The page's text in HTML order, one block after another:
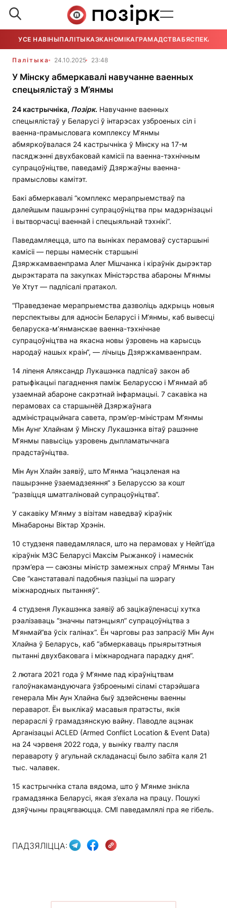
УСЕ НАВІНЫПАЛІТЫКАЭКАНОМІКАГРАМАДСТВАБЯСПЕКА
Палітыка 24.10.2025 23:48
У Мінску абмеркавалі навучанне ваенных
спецыялістаў з М’янмы
24 кастрычніка, Позірк. Навучанне ваенных
спецыялістаў у Беларусі ў інтарэсах узброеных сіл і
ваенна-прамысловага комплексу М’янмы
абмяркоўвалася 24 кастрычніка ў Мінску на 17-м
пасяджэнні двухбаковай камісіі па ваенна-тэхнічным
супрацоўніцтве, паведаміў Дзяржаўны ваенна-
прамысловы камітэт.
Бакі абмеркавалі “комплекс мерапрыемстваў па
далейшым пашырэнні супрацоўніцтва пры мадэрнізацыі
і вытворчасці ваеннай і спецыяльнай тэхнікі”.
Паведамляецца, што па выніках перамоваў сустаршыні
камісіі — першы намеснік старшыні
Дзяржкамваенпрама Алег Мішчанка і кіраўнік дырэктар
дырэктарата па закупках Міністэрства абароны М’янмы
Уе Хтут — падпісалі пратакол.
“Праведзенае мерапрыемства дазволіць адкрыць новыя
перспектывы для адносін Беларусі і М’янмы, каб вывесці
беларуска-м’янманскае ваенна-тэхнічнае
супрацоўніцтва на якасна новы ўзровень на карысць
народаў нашых краін“, — лічыць Дзяржкамваенпрам.
14 ліпеня Аляксандр Лукашэнка падпісаў закон аб
ратыфікацыі пагаднення паміж Беларуссю і М’янмай аб
узаемнай абароне сакрэтнай інфармацыі. 7 сакавіка на
перамовах са старшынёй Дзяржаўнага
адміністрацыйнага савета, прэм’ер-міністрам М’янмы
Мін Аунг Хлайнам ў Мінску Лукашэнка вітаў рашэнне
М’янмы павысіць узровень дыпламатычнага
прадстаўніцтва.
Мін Аун Хлайн заявіў, што М’янма “нацэленая на
пашырэнне ўзаемадзеяння“ з Беларуссю за кошт
“развіцця шматгаліновай супрацоўніцтва“.
У сакавіку М’янму з візітам наведваў кіраўнік
Мінабароны Віктар Хрэнін.
10 студзеня паведамлялася, што на перамовах у Нейп’іда
кіраўнік МЗС Беларусі Максім Рыжанкоў і намеснік
прэм’ера — саюзны міністр замежных спраў М’янмы Тан
Све “канстатавалі падобныя пазіцыі па шэрагу
міжнародных пытанняў“.
4 студзеня Лукашэнка заявіў аб зацікаўленасці хутка
рэалізаваць “значны патэнцыял” супрацоўніцтва з
М’янмай“ва ўсіх галінах”. Ён чарговы раз запрасіў Мін Аун
Хлайна ў Беларусь, каб “абмеркаваць прыярытэтныя
пытанні двухбаковага і міжнароднага парадку дня“.
2 лютага 2021 года ў М’янме пад кіраўніцтвам
галоўнакамандуючага ўзброенымі сіламі старэйшага
генерала Мін Аун Хлайна быў здзейснены ваенны
пераварот. Ён выклікаў масавыя пратэсты, якія
перараслі ў грамадзянскую вайну. Паводле ацэнак
Арганізацыі ACLED (Аrmed Conflict Location & Event Data)
на 24 чэрвеня 2022 года, у выніку гвалту пасля
перавароту ў агульнай складанасці было забіта каля 21
тыс. чалавек.
15 кастрычніка стала вядома, што ў М’янме знікла
грамадзянка Беларусі, якая з’ехала на працу. Пошукі
дзяўчыны працягваюцца. СМІ паведамлялі пра яе гібель.
ПАДЗЯЛІЦЦА: